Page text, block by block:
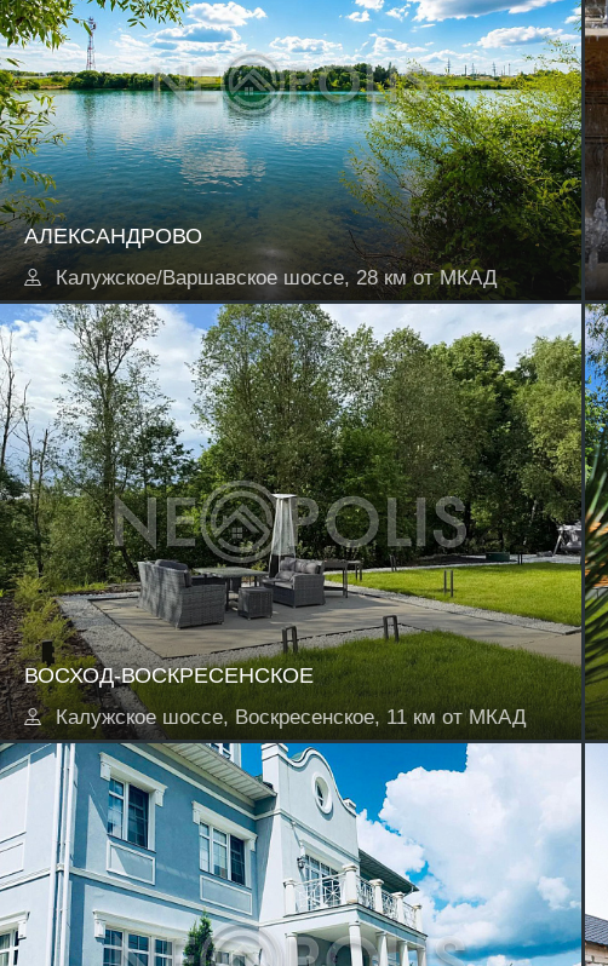
АЛЕКСАНДРОВО
Калужское/Варшавское шоссе, 28 км от МКАД
ВОСХОД-ВОСКРЕСЕНСКОЕ
Калужское шоссе, Воскресенское, 11 км от МКАД